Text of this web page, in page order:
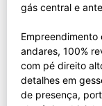
gás central e
andares, 100%
com pé direito
detalhes em
de presença,